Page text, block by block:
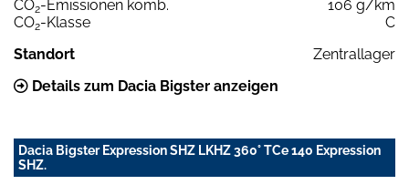
CO2-Emissionen komb.
106 g/km
CO2-Klasse
C
Standort
Zentrallager
Details zum Dacia Bigster anzeigen
Dacia Bigster Expression SHZ LKHZ 360° TCe 140 Expression
SHZ.